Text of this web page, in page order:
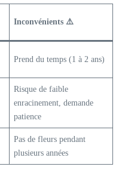
Inconvénients ⚠️
Prend du temps (1 à 2 ans)
Risque de faible
enracinement, demande
patience
Pas de fleurs pendant
plusieurs années